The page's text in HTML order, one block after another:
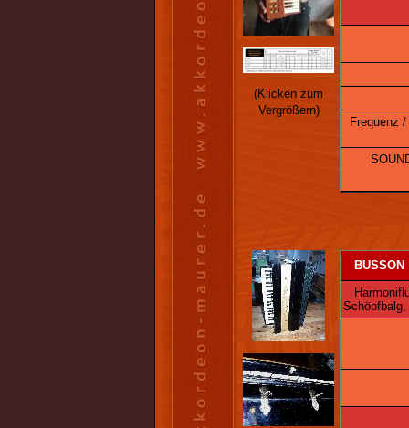
(Klicken zum
Vergrößern)
Frequenz
BUSSON